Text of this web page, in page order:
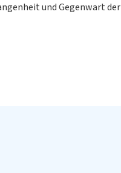
und Gegenwart der